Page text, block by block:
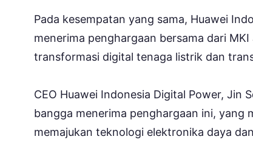
Pada kesempatan yang sama, Huawei
menerima penghargaan bersama dari
transformasi digital tenaga listrik dan
CEO Huawei Indonesia Digital Power, Jin
bangga menerima penghargaan ini,
memajukan teknologi elektronika daya